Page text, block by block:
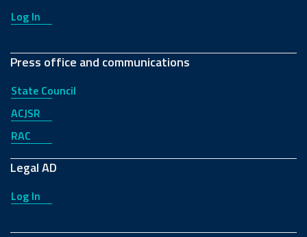
Log In
Press office and communications
State Council
ACJSR
RAC
Legal AD
Log In